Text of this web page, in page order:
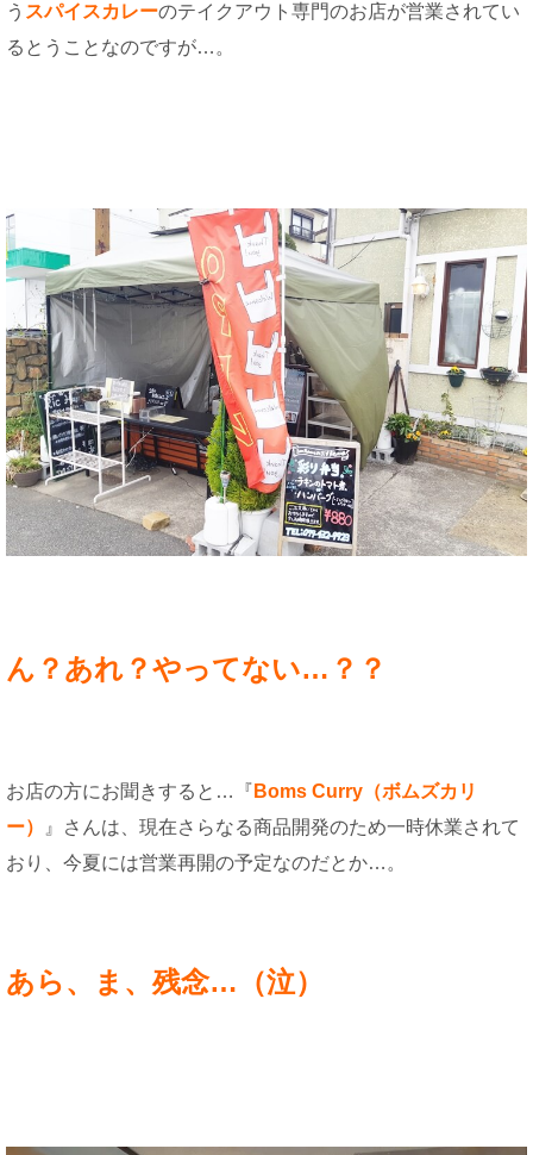
う スパイスカレーのテイクアウト専門のお店が営業されてい
るとうことなのですが…。
ん？あれ？やってない…？？
お店の方にお聞きすると…『 Boms Curry（ボムズカリ
ー）
』さんは、現在さらなる商品開発のため一時休業されて
おり、今夏には営業再開の予定なのだとか…。
あら、ま、残念…（泣）